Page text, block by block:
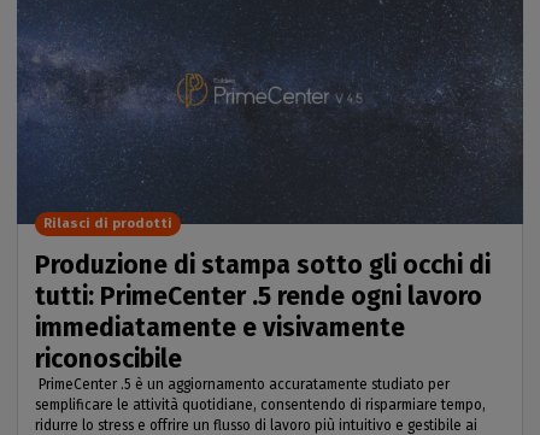
Produzione di stampa sotto gli occhi di
tutti: PrimeCenter .5 rende ogni lavoro
immediatamente e visivamente
riconoscibile
PrimeCenter .5 è un aggiornamento accuratamente studiato per
semplificare le attività quotidiane, consentendo di risparmiare tempo,
ridurre lo stress e offrire un flusso di lavoro più intuitivo e gestibile ai
Rilasci di prodotti